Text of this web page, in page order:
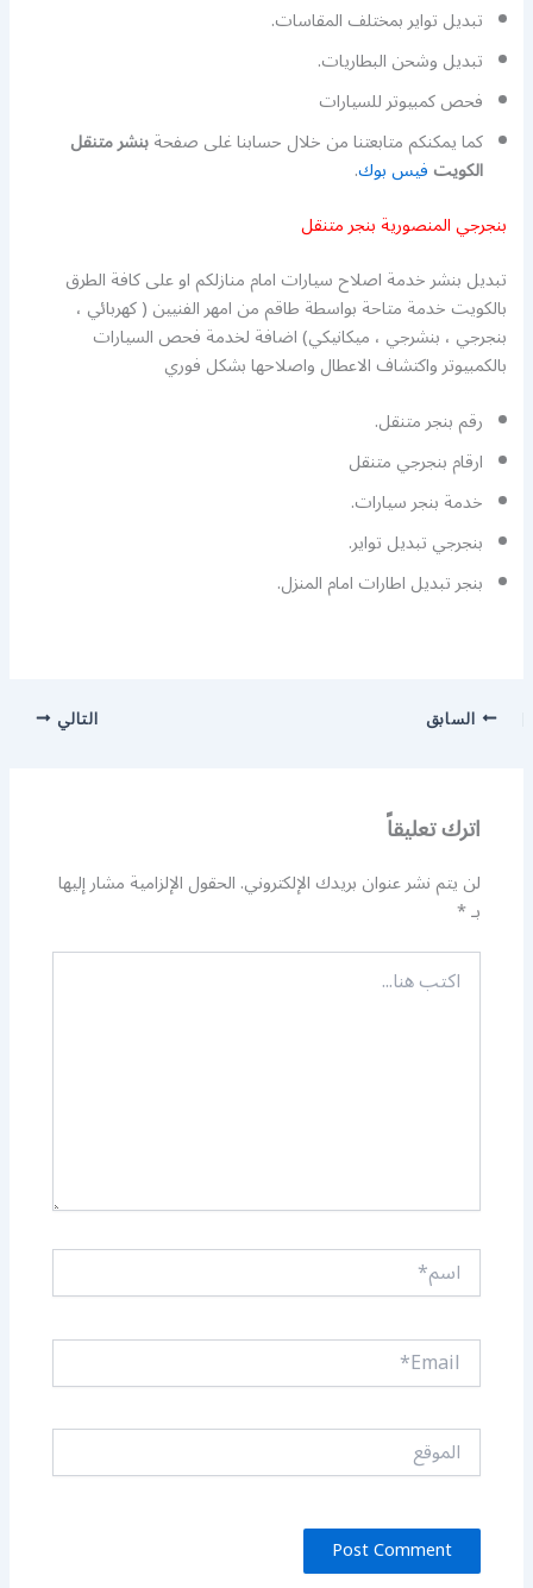
تبديل تواير بمختلف المقاسات.
تبديل وشحن البطاريات.
فحص كمبيوتر للسيارات
كما يمكنكم متابعتنا من خلال حسابنا غلى صفحةبنشر متنقل
الكويتفيس بوك.
بنجرجي المنصورية بنجر متنقل
تبديل بنشر خدمة اصلاح سيارات امام منازلكم او على كافة الطرق
بالكويت خدمة متاحة بواسطة طاقم من امهر الفنيين ( كهربائي ،
بنجرجي ، بنشرجي ، ميكانيكي) اضافة لخدمة فحص السيارات
بالكمبيوتر واكتشاف الاعطال واصلاحها بشكل فوري
رقم بنجر متنقل.
ارقام بنجرجي متنقل
خدمة بنجر سيارات.
بنجرجي تبديل تواير.
بنجر تبديل اطارات امام المنزل.
السابق التالي
اترك تعليقاً
لن يتم نشر عنوان بريدك الإلكتروني.الحقول الإلزامية مشار إليها
بـ*
اكتب
هنا...
اسم*
Email*
الموقع